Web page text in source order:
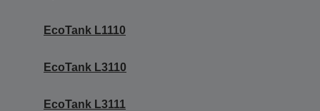
EcoTank L1110
EcoTank L3110
EcoTank L3111